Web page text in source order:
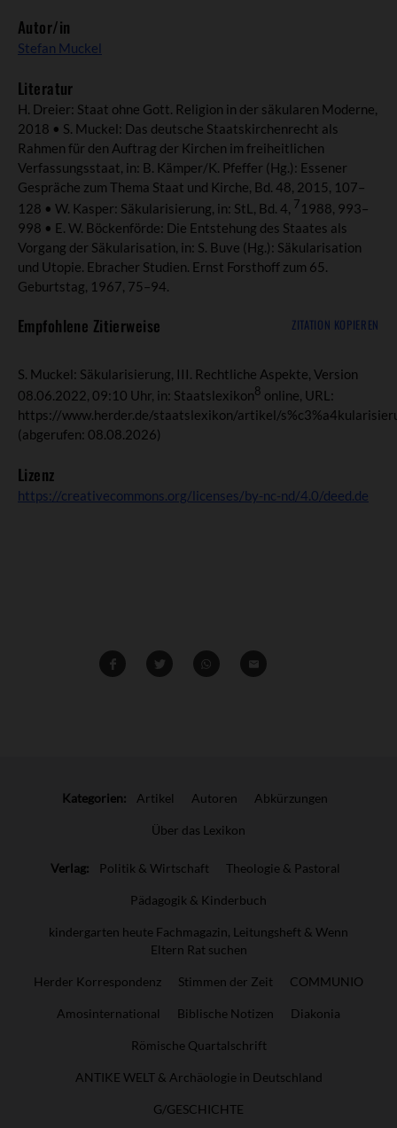
Autor/in
Stefan Muckel
Literatur
H. Dreier: Staat ohne Gott. Religion in der säkularen Moderne,
2018 • S. Muckel: Das deutsche Staatskirchenrecht als
Rahmen für den Auftrag der Kirchen im freiheitlichen
Verfassungsstaat, in: B. Kämper/K. Pfeffer (Hg.): Essener
Gespräche zum Thema Staat und Kirche, Bd. 48, 2015, 107–
128 • W. Kasper: Säkularisierung, in: StL, Bd. 4, 7 1988, 993–
998 • E. W. Böckenförde: Die Entstehung des Staates als
Vorgang der Säkularisation, in: S. Buve (Hg.): Säkularisation
und Utopie. Ebracher Studien. Ernst Forsthoff zum 65.
Geburtstag, 1967, 75–94.
Empfohlene Zitierweise ZITATION KOPIEREN
S. Muckel: Säkularisierung, III. Rechtliche Aspekte, Version
08.06.2022, 09:10 Uhr, in: Staatslexikon8 online, URL:
https://www.herder.de/staatslexikon/artikel/
(abgerufen: 08.08.2026)
Lizenz
https://creativecommons.org/licenses/by-nc-nd/4.0/deed.de
InfosKategorien: Artikel Autoren Abkürzungen
Über das Lexikon
Verlag: Politik & Wirtschaft Theologie & Pastoral
Pädagogik & Kinderbuch
kindergarten heute Fachmagazin, Leitungsheft & Wenn
Eltern Rat suchen
Herder Korrespondenz Stimmen der Zeit COMMUNIO
Amosinternational Biblische Notizen Diakonia
Römische Quartalschrift
ANTIKE WELT & Archäologie in Deutschland
G/GESCHICHTE